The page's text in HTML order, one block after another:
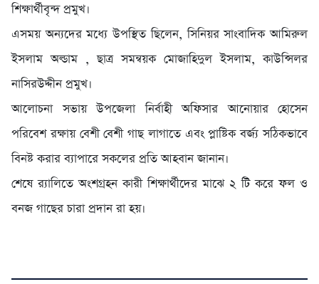
শিক্ষার্থীবৃন্দ প্রমুখ।
এসময় অন্যদের মধ্যে উপস্থিত ছিলেন, সিনিয়র সাংবাদিক আমিরুল
ইসলাম অল্ডাম , ছাত্র সমন্বয়ক মোজাহিদুল ইসলাম, কাউন্সিলর
নাসিরউদ্দীন প্রমুখ।
আলোচনা সভায় উপজেলা নির্বাহী অফিসার আনোয়ার হোসেন
পরিবেশ রক্ষায় বেশী বেশী গাছ লাগাতে এবং প্লাষ্টিক বর্জ্য সঠিকভাবে
বিনষ্ট করার ব্যাপারে সকলের প্রতি আহবান জানান।
শেষে র‌্যালিতে অংশগ্রহন কারী শিক্ষার্থীদের মাঝে ২ টি করে ফল ও
বনজ গাছের চারা প্রদান রা হয়।